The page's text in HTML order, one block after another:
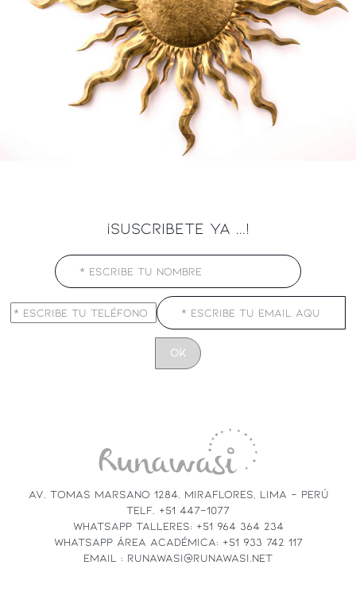
¡SUSCRIBETE YA ...!
BLANK.AV. TOMAS MARSANO 1284, MIRAFLORES, LIMA - PERÚ
TELF. +51 447-1077
WHATSAPP TALLERES: +51 964 364 234
WHATSAPP ÁREA ACADÉMICA: +51 933 742 117
EMAIL : RUNAWASI@RUNAWASI.NET